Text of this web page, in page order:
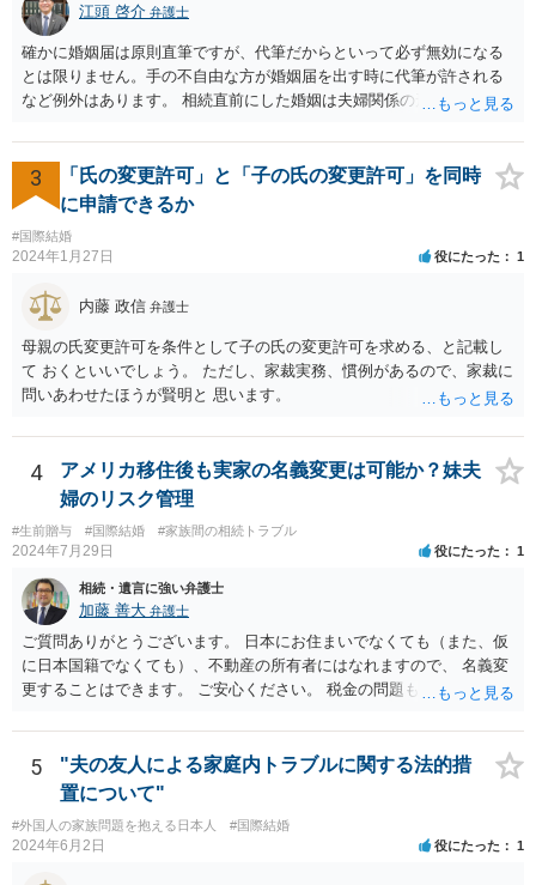
江頭 啓介 弁護士
確かに婚姻届は原則直筆ですが、代筆だからといって必ず無効になる
とは限りません。手の不自由な方が婚姻届を出す時に代筆が許される
など例外はあります。 相続直前にした婚姻は夫婦関係の形成を目的と
わかりません、分かりやすく解説していただけませんでしょうか？ →
婚姻が成立するには二つの要素が必要と言われております。一つは届
出ですが、もう一つは双方の婚姻意思です。 婚姻意思は、夫婦として
相互に助け合いながら生活していく意思というとイメージしやすいか
と思います。 ここで、相続目的での婚姻をみてみます。これは夫婦と
して生活していくというよりは、一方が死亡した際に生じる相続のた
めに配偶者という立場を得ることが主な目的となります。 したがっ
て、形式的に届出がなされたとしても、双方は夫婦生活を営む意思が
ないので、婚姻意思はありません。 よって、婚姻は婚姻意思の欠如に
より、無効となります。
3
「氏の変更許可」と「子の氏の変更許可」を同時
に申請できるか
#国際結婚
2024年1月27日 役にたった 1
内藤 政信 弁護士
母親の氏変更許可を条件として子の氏の変更許可を求める、と記載し
て おくといいでしょう。 ただし、家裁実務、慣例があるので、家裁に
問いあわせたほうが賢明と 思います。
4
アメリカ移住後も実家の名義変更は可能か？妹夫
婦のリスク管理
#生前贈与 #国際結婚 #家族間の相続トラブル
2024年7月29日 役にたった 1
相続・遺言に強い弁護士
加藤 善大 弁護士
ご質問ありがとうございます。 日本にお住まいでなくても（また、仮
に日本国籍でなくても）、不動産の所有者にはなれますので、 名義変
更することはできます。 ご安心ください。 税金の問題もありますの
でしょうか。）と一緒に、 お近くの弁護士に直接相談して、アドバイ
ス等を求めることをお勧めします。 ご参考にしていただければ幸いで
5
"夫の友人による家庭内トラブルに関する法的措
置について"
#外国人の家族問題を抱える日本人 #国際結婚
2024年6月2日 役にたった 1